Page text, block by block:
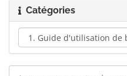
Catégories